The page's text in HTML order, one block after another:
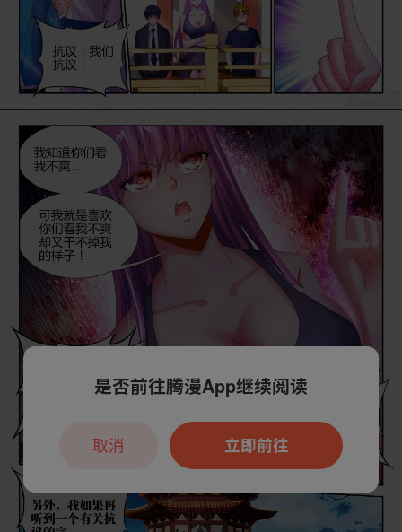
是否前往腾漫App继续阅读
立即前往
取消